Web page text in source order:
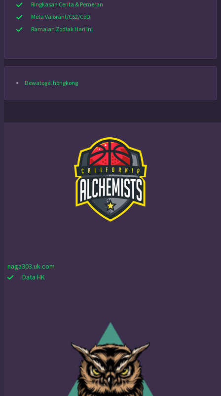
Ringkasan Cerita & Pemeran
Meta Valorant/CS2/CoD
Ramalan Zodiak Hari Ini
Dewatogel hongkong
naga303.uk.com
Data HK